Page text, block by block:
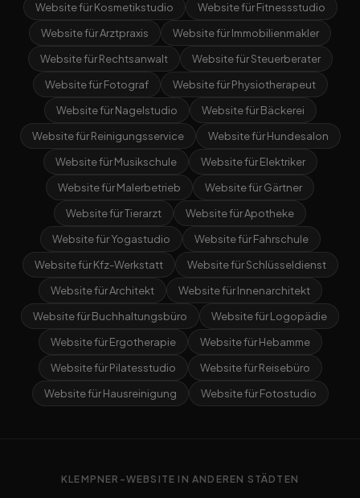
Website für Kosmetikstudio
Website für Fitnessstudio
Website für Arztpraxis
Website für Immobilienmakler
Website für Rechtsanwalt
Website für Steuerberater
Website für Fotograf
Website für Physiotherapeut
Website für Nagelstudio
Website für Bäckerei
Website für Reinigungsservice
Website für Hundesalon
Website für Musikschule
Website für Elektriker
Website für Malerbetrieb
Website für Gärtner
Website für Tierarzt
Website für Apotheke
Website für Yogastudio
Website für Fahrschule
Website für Kfz-Werkstatt
Website für Schlüsseldienst
Website für Architekt
Website für Innenarchitekt
Website für Buchhaltungsbüro
Website für Logopädie
Website für Ergotherapie
Website für Hebamme
Website für Pilatesstudio
Website für Reisebüro
Website für Hausreinigung
Website für Fotostudio
KLEMPNER-WEBSITE IN ANDEREN STÄDTEN